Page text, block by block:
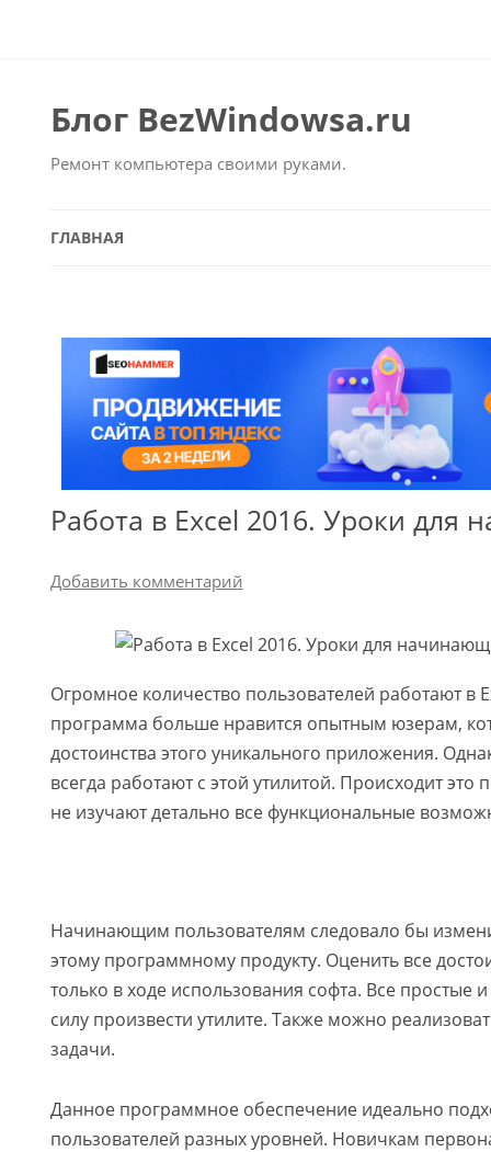
Блог BezWindowsa.ru
Ремонт компьютера своими руками.
ГЛАВНАЯ
Работа в Excel 2016. Уроки для
Добавить комментарий
Огромное количество пользователей работают в
программа больше нравится опытным юзерам,
достоинства этого уникального приложения.
всегда работают с этой утилитой. Происходит это
не изучают детально все функциональные
Начинающим пользователям следовало бы
этому программному продукту. Оценить все
только в ходе использования софта. Все простые
силу произвести утилите. Также можно
задачи.
Данное программное обеспечение идеально
пользователей разных уровней. Новичкам